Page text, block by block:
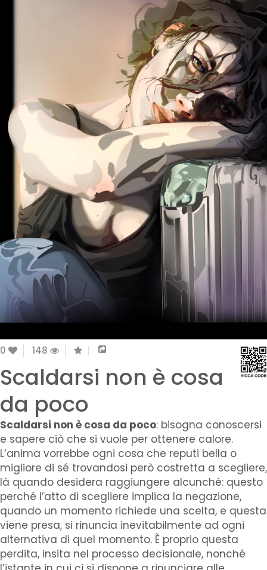
0 148
Scaldarsi non è cosa
da poco
Scaldarsi non è cosa da poco: bisogna conoscersi
e sapere ciò che si vuole per ottenere calore.
L’anima vorrebbe ogni cosa che reputi bella o
migliore di sé trovandosi però costretta a scegliere,
là quando desidera raggiungere alcunché: questo
perché l’atto di scegliere implica la negazione,
quando un momento richiede una scelta, e questa
viene presa, si rinuncia inevitabilmente ad ogni
alternativa di quel momento. È proprio questa
perdita, insita nel processo decisionale, nonché